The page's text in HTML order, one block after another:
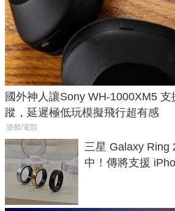
國外神人讓Sony WH-1000XM5
蹤，延遲極低玩模擬飛行超有感
遊戲/電競
三星 Galaxy Ring
中！傳將支援